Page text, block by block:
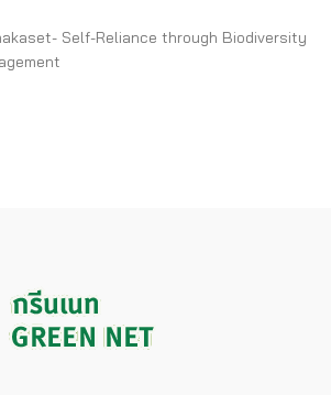
Self-Reliance through Biodiversity